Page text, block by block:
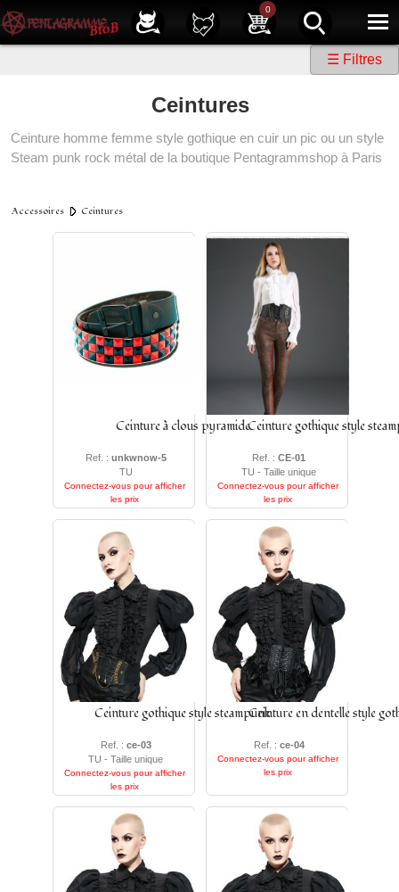
0
Service client 01 40 39 07 94
Newsletter | | Facebook | Instagram
|
☰ Filtres
Ceintures
Ceinture homme femme style gothique en cuir un pic ou un style
Steam punk rock métal de la boutique Pentagrammshop à Paris
Accessoires Ceintures
Ceinture à clous pyramide
Ref. : unkwnow-5
TU
Connectez-vous pour afficher
les prix
Ceinture gothique style
Ref. : CE-01
TU - Taille unique
Connectez-vous pour afficher
les prix
Ceinture gothique style steampunk
Ref. : ce-03
TU - Taille unique
Connectez-vous pour afficher
les prix
Ceinture en dentelle style
Ref. : ce-04
Connectez-vous pour afficher
les prix